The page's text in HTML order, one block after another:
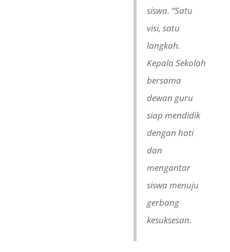
siswa. “Satu
visi, satu
langkah.
Kepala Sekolah
bersama
dewan guru
siap mendidik
dengan hati
dan
mengantar
siswa menuju
gerbang
kesuksesan.